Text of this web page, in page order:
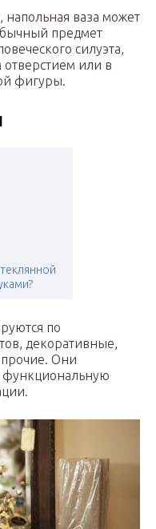
ваза может
предмет
силуэта,
или в
фигуры.
по
декоративные,
Они
функциональную